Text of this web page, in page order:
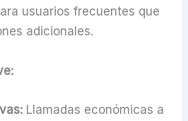
usuarios frecuentes que
adicionales.
Llamadas económicas a